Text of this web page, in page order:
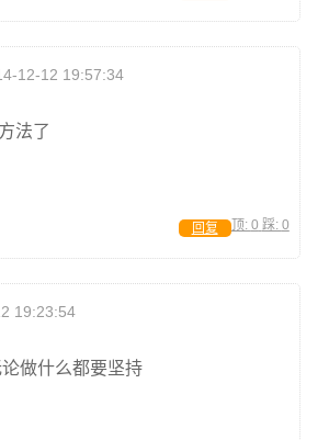
12-12 19:57:34
法了
顶: 0 踩: 0
回复
19:23:54
做什么都要坚持